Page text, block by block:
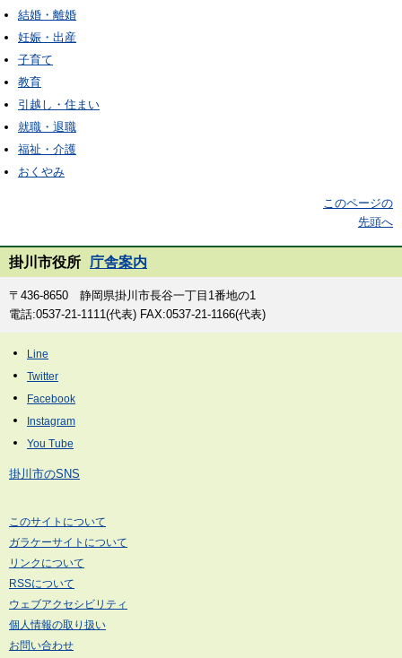
結婚・離婚
妊娠・出産
子育て
教育
引越し・住まい
就職・退職
福祉・介護
おくやみ
このページの
先頭へ
掛川市役所 庁舎案内
〒436-8650 静岡県掛川市長谷一丁目1番地の1
電話:0537-21-1111(代表) FAX:0537-21-1166(代表)
掛川市のSNS
このサイトについて
ガラケーサイトについて
リンクについて
RSSについて
ウェブアクセシビリティ
個人情報の取り扱い
お問い合わせ